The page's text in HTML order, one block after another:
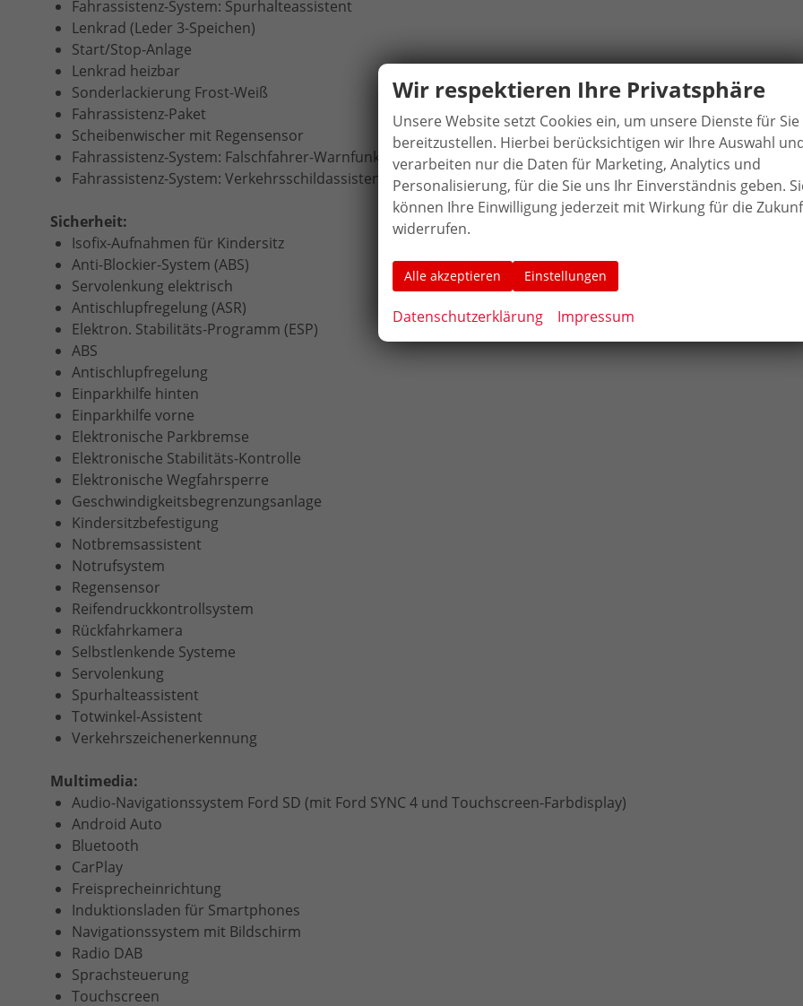
Fahrassistenz-System: Spurhalteassistent
Lenkrad (Leder 3-Speichen)
Start/Stop-Anlage
Lenkrad heizbar
Sonderlackierung Frost-Weiß
Fahrassistenz-Paket
Scheibenwischer mit Regensensor
Fahrassistenz-System: Falschfahrer-Warnfunktion
Fahrassistenz-System: Verkehrsschildassistent
Sicherheit:
Isofix-Aufnahmen für Kindersitz
Anti-Blockier-System (ABS)
Servolenkung elektrisch
Antischlupfregelung (ASR)
Elektron. Stabilitäts-Programm (ESP)
ABS
Antischlupfregelung
Einparkhilfe hinten
Einparkhilfe vorne
Elektronische Parkbremse
Elektronische Stabilitäts-Kontrolle
Elektronische Wegfahrsperre
Geschwindigkeitsbegrenzungsanlage
Kindersitzbefestigung
Notbremsassistent
Notrufsystem
Regensensor
Reifendruckkontrollsystem
Rückfahrkamera
Selbstlenkende Systeme
Servolenkung
Spurhalteassistent
Totwinkel-Assistent
Verkehrszeichenerkennung
Multimedia:
Audio-Navigationssystem Ford SD (mit Ford SYNC 4 und Touchscreen-Farbdisplay)
Android Auto
Bluetooth
CarPlay
Freisprecheinrichtung
Induktionsladen für Smartphones
Navigationssystem mit Bildschirm
Radio DAB
Sprachsteuerung
Touchscreen
Wir respektieren Ihre Privatsphäre
Unsere Website setzt Cookies ein, um unsere Dienste für Sie
bereitzustellen. Hierbei berücksichtigen wir Ihre Auswahl
verarbeiten nur die Daten für Marketing, Analytics und
Personalisierung, für die Sie uns Ihr Einverständnis geben.
können Ihre Einwilligung jederzeit mit Wirkung für die
widerrufen.
Alle akzeptieren Einstellungen
Datenschutzerklärung Impressum